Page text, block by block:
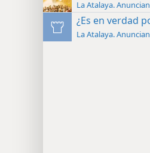
La Atalaya.
¿Es en verdad
La Atalaya.